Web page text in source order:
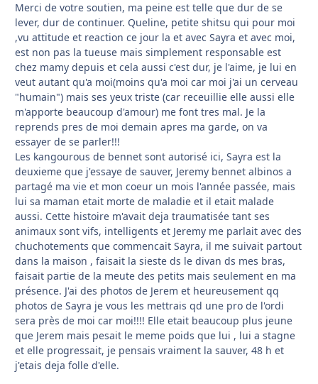
Merci de votre soutien, ma peine est telle que dur de se
lever, dur de continuer. Queline, petite shitsu qui pour moi
,vu attitude et reaction ce jour la et avec Sayra et avec moi,
est non pas la tueuse mais simplement responsable est
chez mamy depuis et cela aussi c'est dur, je l'aime, je lui en
veut autant qu'a moi(moins qu'a moi car moi j'ai un cerveau
"humain") mais ses yeux triste (car receuillie elle aussi elle
m'apporte beaucoup d'amour) me font tres mal. Je la
reprends pres de moi demain apres ma garde, on va
essayer de se parler!!!
Les kangourous de bennet sont autorisé ici, Sayra est la
deuxieme que j'essaye de sauver, Jeremy bennet albinos a
partagé ma vie et mon coeur un mois l'année passée, mais
lui sa maman etait morte de maladie et il etait malade
aussi. Cette histoire m'avait deja traumatisée tant ses
animaux sont vifs, intelligents et Jeremy me parlait avec des
chuchotements que commencait Sayra, il me suivait partout
dans la maison , faisait la sieste ds le divan ds mes bras,
faisait partie de la meute des petits mais seulement en ma
présence. J'ai des photos de Jerem et heureusement qq
photos de Sayra je vous les mettrais qd une pro de l'ordi
sera près de moi car moi!!!! Elle etait beaucoup plus jeune
que Jerem mais pesait le meme poids que lui , lui a stagne
et elle progressait, je pensais vraiment la sauver, 48 h et
j'etais deja folle d'elle.